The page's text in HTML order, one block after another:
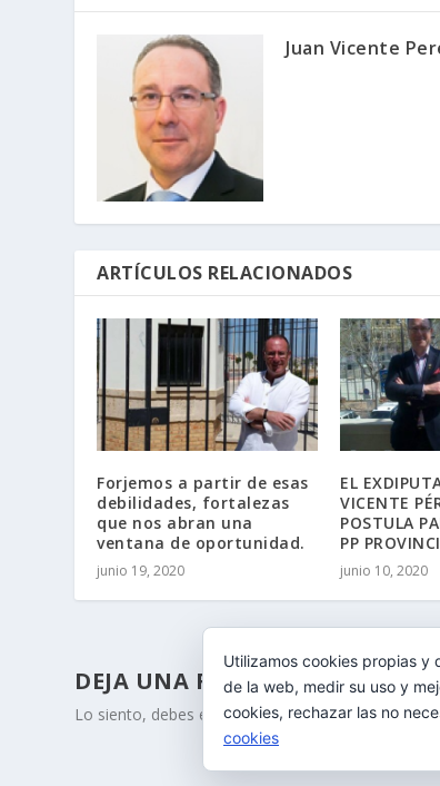
Juan Vicente
ARTÍCULOS RELACIONADOS
Forjemos a partir de esas
debilidades, fortalezas
que nos abran una
ventana de oportunidad.
junio 19, 2020
EL
VICENTE
POSTULA
PP
junio 10, 2020
DEJA UNA RESPUESTA
Lo siento, debes estarconectadopara publicar
Utilizamos cookies propias y
de la web, medir su uso y
cookies, rechazar las no
cookies